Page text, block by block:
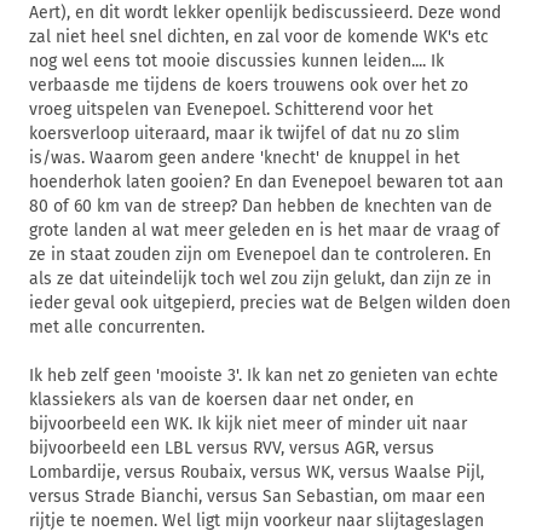
Aert), en dit wordt lekker openlijk bediscussieerd. Deze wond
zal niet heel snel dichten, en zal voor de komende WK's etc
nog wel eens tot mooie discussies kunnen leiden.... Ik
verbaasde me tijdens de koers trouwens ook over het zo
vroeg uitspelen van Evenepoel. Schitterend voor het
koersverloop uiteraard, maar ik twijfel of dat nu zo slim
is/was. Waarom geen andere 'knecht' de knuppel in het
hoenderhok laten gooien? En dan Evenepoel bewaren tot aan
80 of 60 km van de streep? Dan hebben de knechten van de
grote landen al wat meer geleden en is het maar de vraag of
ze in staat zouden zijn om Evenepoel dan te controleren. En
als ze dat uiteindelijk toch wel zou zijn gelukt, dan zijn ze in
ieder geval ook uitgepierd, precies wat de Belgen wilden doen
met alle concurrenten.
Ik heb zelf geen 'mooiste 3'. Ik kan net zo genieten van echte
klassiekers als van de koersen daar net onder, en
bijvoorbeeld een WK. Ik kijk niet meer of minder uit naar
bijvoorbeeld een LBL versus RVV, versus AGR, versus
Lombardije, versus Roubaix, versus WK, versus Waalse Pijl,
versus Strade Bianchi, versus San Sebastian, om maar een
rijtje te noemen. Wel ligt mijn voorkeur naar slijtageslagen